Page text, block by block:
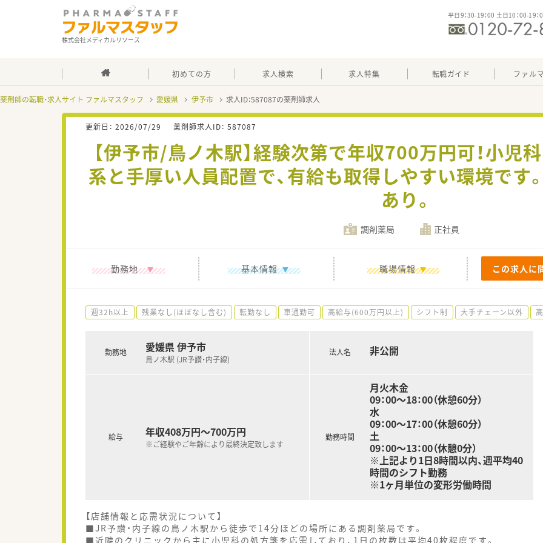
株式会社メディカルリソース
平日9：30-19：00 土日10：00-19
初めての方 求人検索 求人特集 転職ガイド ファル
薬剤師の転職・求人サイト ファルマスタッフ 愛媛県 伊予市 求人ID：587087の薬剤師求人
更新日： 2026/07/29 薬剤師求人ID： 587087
【伊予市/鳥ノ木駅】経験次第で年収700万円可！小児
系と手厚い人員配置で、有給も取得しやすい環境です
あり。
調剤薬局 正社員
勤務地 基本情報 職場情報 この求人に
週32h以上 残業なし(ほぼなし含む) 転勤なし 車通勤可 高給与(600万円以上) シフト制 大手チェーン以外
勤務地 愛媛県 伊予市
鳥ノ木駅 (JR予讃・内子線)
給与 年収408万円～700万円
※ご経験やご年齢により最終決定致します
法人名 非公開
勤務時間
月火木金
09：00～18：00（休憩60分）
水
09：00～17：00（休憩60分）
土
09：00～13：00（休憩0分）
※上記より1日8時間以内、週平均40
時間のシフト勤務
※1ヶ月単位の変形労働時間
【店舗情報と応需状況について】
■JR予讃・内子線の鳥ノ木駅から徒歩で14分ほどの場所にある調剤薬局です。
■近隣のクリニックから主に小児科の処方箋を応需しており、1日の枚数は平均40枚程度です。